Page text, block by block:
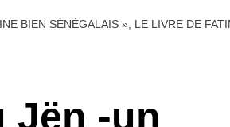
BIEN SÉNÉGALAIS », LE LIVRE DE
Jën -un